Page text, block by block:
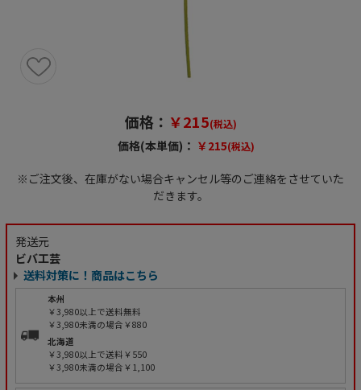
価格： ￥215(税込)
価格(本単価)： ￥215(税込)
※ご注文後、在庫がない場合キャンセル等のご連絡をさせていた
だきます。
発送元
ビバ工芸
送料対策に！商品はこちら
本州
￥3,980以上で送料無料
￥3,980未満の場合￥880
北海道
￥3,980以上で送料￥550
￥3,980未満の場合￥1,100